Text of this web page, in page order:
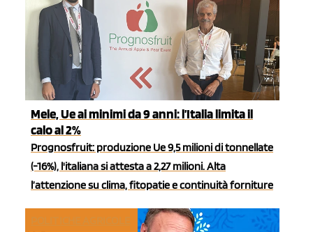
Mele, Ue ai minimi da 9 anni: l’Italia limita il
calo al 2%
Prognosfruit: produzione Ue 9,5 milioni di tonnellate
(-16%), l'italiana si attesta a 2,27 milioni. Alta
l’attenzione su clima, fitopatie e continuità forniture